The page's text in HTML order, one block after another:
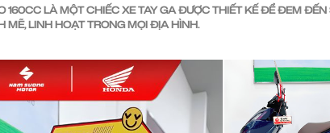
160CC LÀ MỘT CHIẾC XE TAY GA ĐƯỢC THIẾT KẾ ĐỂ ĐEM
LINH HOẠT TRONG MỌI ĐỊA HÌNH.